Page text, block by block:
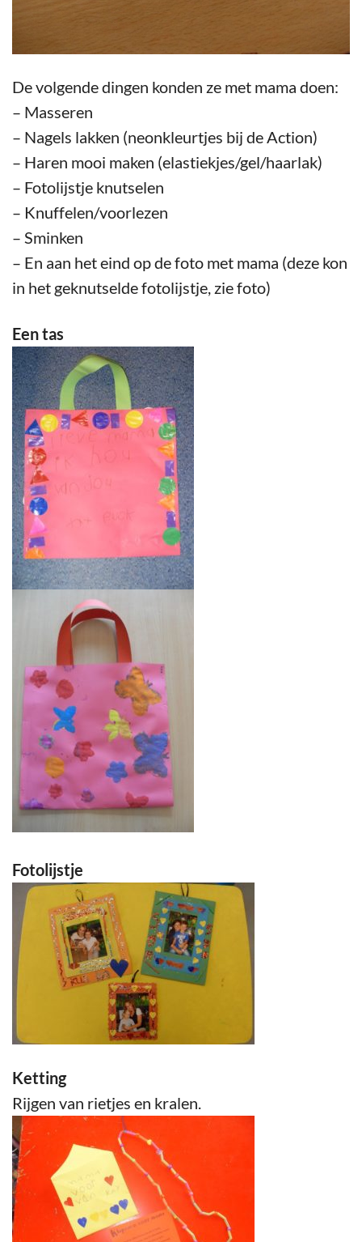
De volgende dingen konden ze met mama doen:
– Masseren
– Nagels lakken (neonkleurtjes bij de Action)
– Haren mooi maken (elastiekjes/gel/haarlak)
– Fotolijstje knutselen
– Knuffelen/voorlezen
– Sminken
– En aan het eind op de foto met mama (deze kon
in het geknutselde fotolijstje, zie foto)
Een tas
Fotolijstje
Ketting
Rijgen van rietjes en kralen.